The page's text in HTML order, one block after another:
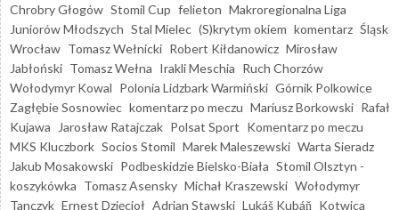
Chrobry Głogów Stomil Cup felieton Makroregionalna Liga
Juniorów Młodszych Stal Mielec (S)krytym okiem komentarz Śląsk
Wrocław Tomasz Wełnicki Robert Kiłdanowicz Mirosław
Jabłoński Tomasz Wełna Irakli Meschia Ruch Chorzów
Wołodymyr Kowal Polonia Lidzbark Warmiński Górnik Polkowice
Zagłębie Sosnowiec komentarz po meczu Mariusz Borkowski Rafał
Kujawa
Jarosław Ratajczak Polsat Sport Komentarz po meczu
MKS Kluczbork Socios Stomil Marek Maleszewski Warta Sieradz
Jakub Mosakowski Podbeskidzie Bielsko-Biała Stomil Olsztyn -
koszykówka Tomasz Asensky Michał Kraszewski Wołodymyr
Tanczyk Ernest Dzięcioł Adrian Stawski Lukáš Kubáň Kotwica